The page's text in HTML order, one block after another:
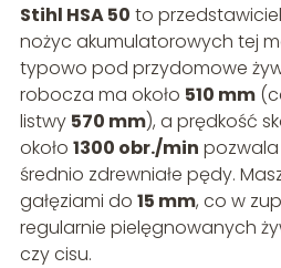
Stihl HSA 50 to
nożyc akumulatorowych tej
typowo pod przydomowe
robocza ma około 510 mm
listwy 570 mm), a prędkość
około 1300 obr./min pozwala
średnio zdrewniałe pędy.
gałęziami do 15 mm, co w
regularnie pielęgnowanych
czy cisu.